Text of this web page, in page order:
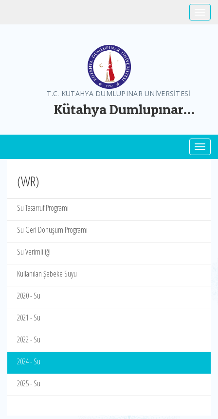
T.C. KÜTAHYA DUMLUPINAR ÜNİVERSİTESİ
Kütahya Dumlupınar
(WR)
Su Tasarruf Programı
Su Geri Dönüşüm Programı
Su Verimliliği
Kullanılan Şebeke Suyu
2020 - Su
2021 - Su
2022 - Su
2024 - Su
2025 - Su